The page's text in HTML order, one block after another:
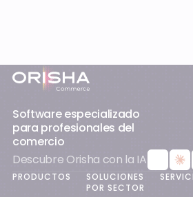
Pie de página
Software especializado
para profesionales del
comercio
Descubre Orisha con la IA
PRODUCTOS
SOLUCIONES
POR SECTOR